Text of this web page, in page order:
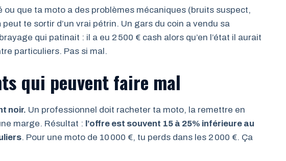
ou que ta moto a des problèmes mécaniques (bruits suspect,
peut te sortir d’un vrai pétrin. Un gars du coin a vendu sa
qui patinait : il a eu 2 500 € cash alors qu’en l’état il aurait
particuliers. Pas si mal.
qui peuvent faire mal
noir. Un professionnel doit racheter ta moto, la remettre en
marge. Résultat : l’offre est souvent 15 à 25% inférieure au
. Pour une moto de 10 000 €, tu perds dans les 2 000 €. Ça